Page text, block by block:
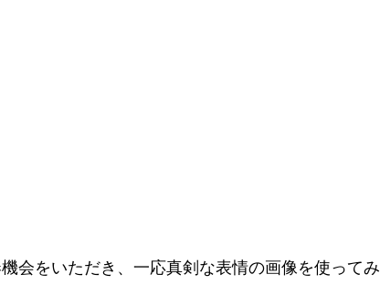
会をいただき、一応真剣な表情の画像を使ってみ